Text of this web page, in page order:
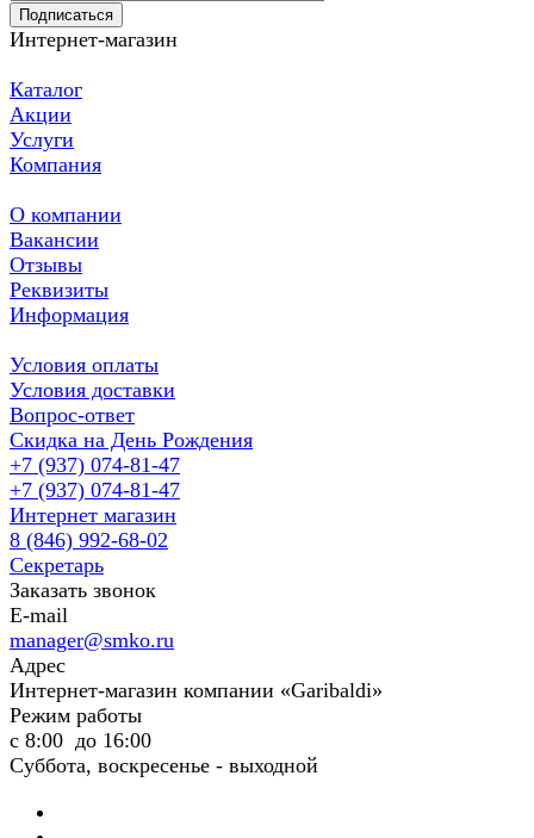
Подписаться
Интернет-магазин
Каталог
Акции
Услуги
Компания
О компании
Вакансии
Отзывы
Реквизиты
Информация
Условия оплаты
Условия доставки
Вопрос-ответ
Скидка на День Рождения
+7 (937) 074-81-47
+7 (937) 074-81-47
Интернет магазин
8 (846) 992-68-02
Секретарь
Заказать звонок
E-mail
manager@smko.ru
Адрес
Интернет-магазин компании «Garibaldi»
Режим работы
с 8:00 до 16:00
Суббота, воскресенье - выходной